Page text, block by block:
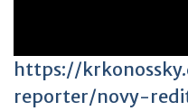
https://
reporter/novy-